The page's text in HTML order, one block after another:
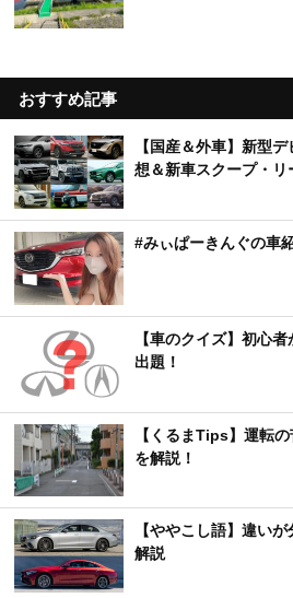
おすすめ記事
【国産＆外車】新型
想＆新車スクープ・リ
#みぃぱーきんぐの車
【車のクイズ】初心
出題！
【くるまTips】運転
を解説！
【ややこし語】違い
解説